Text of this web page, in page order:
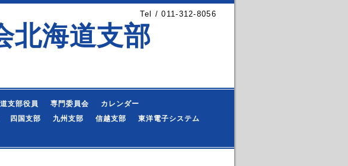
Tel / 011-312-8056
北海道支部
支部役員 専門委員会
カレンダー
四国支部 九州支部 信越支部
東洋電子システム